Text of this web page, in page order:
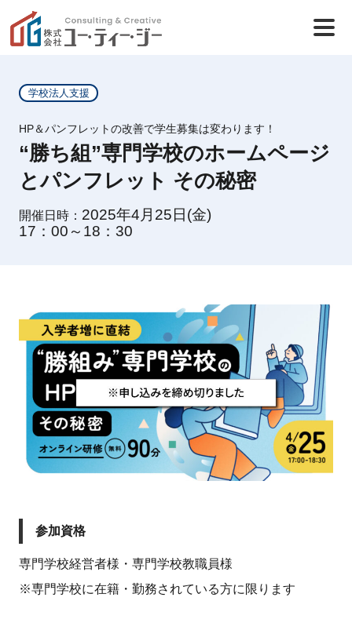
学校法人支援
HP＆パンフレットの改善で学生募集は変わります！
“勝ち組”専門学校のホームページ
とパンフレット その秘密
開催日時： 2025年4月25日(金)
17：00～18：30
参加資格
専門学校経営者様・専門学校教職員様
※専門学校に在籍・勤務されている方に限ります